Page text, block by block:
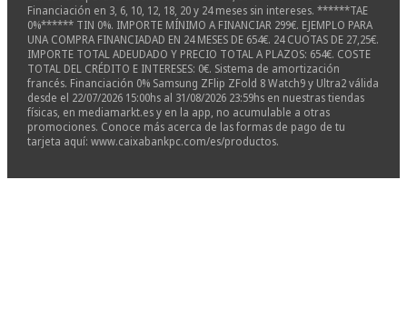
Financiación en 3, 6, 10, 12, 18, 20 y 24 meses sin intereses. ******TAE
0%****** TIN 0%. IMPORTE MÍNIMO A FINANCIAR 299€. EJEMPLO PARA
UNA COMPRA FINANCIADAD EN 24 MESES DE 654€. 24 CUOTAS DE 27,25€.
IMPORTE TOTAL ADEUDADO Y PRECIO TOTAL A PLAZOS: 654€. COSTE
TOTAL DEL CRÉDITO E INTERESES: 0€. Sistema de amortización
francés. Financiación 0% Samsung ZFlip ZFold 8 Watch9 y Ultra2 válida
desde el 22/07/2026 15:00hs al 31/08/2026 23:59hs en nuestras tiendas
físicas, en mediamarkt.es y en la app, no acumulable a otras
promociones. Conoce más acerca de las formas de pago de tu
tarjeta aquí: www.caixabankpc.com/es/productos.